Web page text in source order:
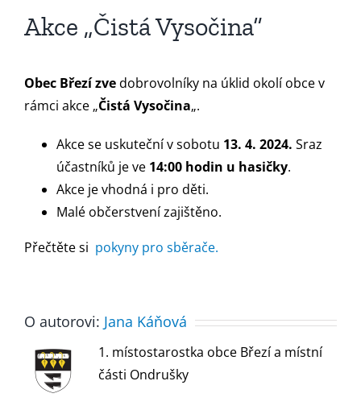
Akce „Čistá Vysočina“
Obec Březí zvedobrovolníky na úklid okolí obce v
rámci akce „Čistá Vysočina„.
Akce se uskuteční v sobotu 13. 4. 2024. Sraz
účastníků je ve 14:00 hodin u hasičky.
Akce je vhodná i pro děti.
Malé občerstvení zajištěno.
Přečtěte si pokyny pro sběrače.
O autorovi: Jana Káňová
1. místostarostka obce Březí a místní
části Ondrušky